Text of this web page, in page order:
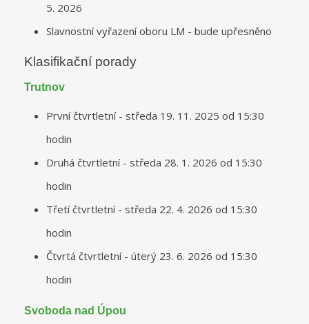
5. 2026
Slavnostní vyřazení oboru LM - bude upřesněno
Klasifikační porady
Trutnov
První čtvrtletní - středa 19. 11. 2025 od 15:30
hodin
Druhá čtvrtletní - středa 28. 1. 2026 od 15:30
hodin
Třetí čtvrtletní - středa 22. 4. 2026 od 15:30
hodin
Čtvrtá čtvrtletní - úterý 23. 6. 2026 od 15:30
hodin
Svoboda nad Úpou